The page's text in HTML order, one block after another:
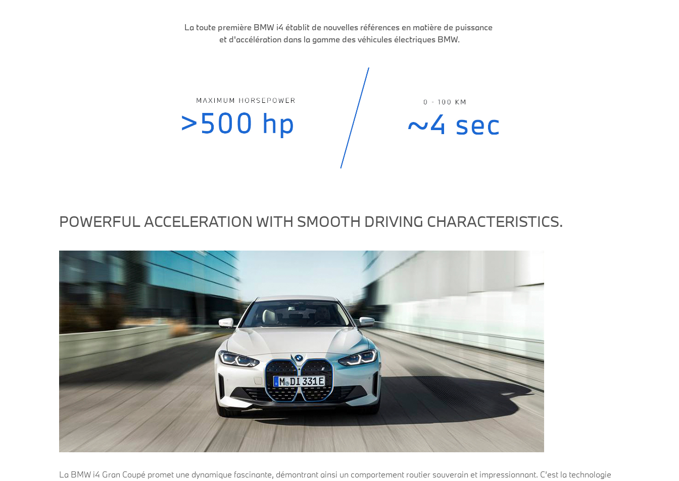
La toute première BMW i4 établit de nouvelles références en matière de puissance
et d'accélération dans la gamme des véhicules électriques BMW.
POWERFUL ACCELERATION WITH SMOOTH DRIVING CHARACTERISTICS.
La BMW i4 Gran Coupé promet une dynamique fascinante, démontrant ainsi un comportement routier souverain et impressionnant. C’est la technologie